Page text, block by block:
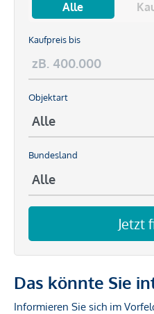
Alle
Kaufpreis bis
Objektart
Bundesland
Jetzt
Das könnte Sie
Informieren Sie sich im